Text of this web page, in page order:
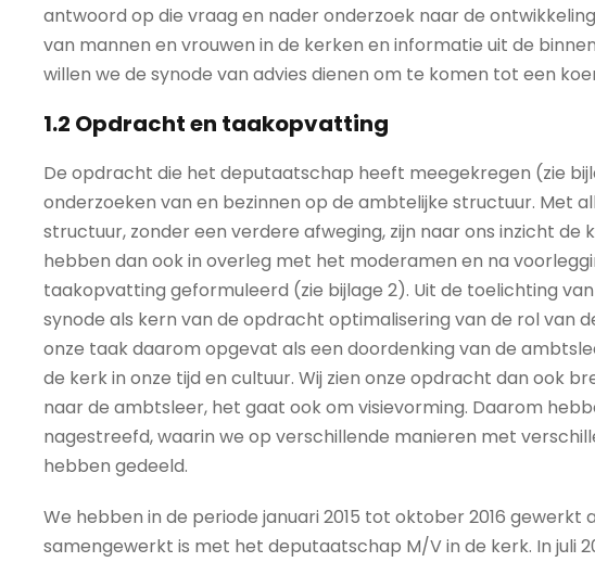
antwoord op die vraag en nader onderzoek naar de
van mannen en vrouwen in de kerken en informatie uit de
willen we de synode van advies dienen om te komen tot een
1.2 Opdracht en taakopvatting
De opdracht die het deputaatschap heeft meegekregen (zie
onderzoeken van en bezinnen op de ambtelijke structuur. Met
structuur, zonder een verdere afweging, zijn naar ons inzicht de
hebben dan ook in overleg met het moderamen en na
taakopvatting geformuleerd (zie bijlage 2). Uit de toelichting
synode als kern van de opdracht optimalisering van de rol van
onze taak daarom opgevat als een doordenking van de
de kerk in onze tijd en cultuur. Wij zien onze opdracht dan ook
naar de ambtsleer, het gaat ook om visievorming. Daarom
nagestreefd, waarin we op verschillende manieren met
hebben gedeeld.
We hebben in de periode januari 2015 tot oktober 2016 gewerkt
samengewerkt is met het deputaatschap M/V in de kerk. In juli